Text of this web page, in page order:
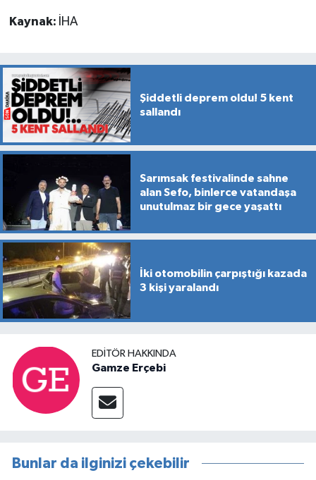
Kaynak: İHA
Şiddetli deprem oldu! 5 kent
sallandı
Sarımsak festivalinde sahne
alan Sefo, binlerce vatandaşa
unutulmaz bir gece yaşattı
İki otomobilin çarpıştığı kazada
3 kişi yaralandı
EDITÖR HAKKINDA
Gamze Erçebi
Bunlar da ilginizi çekebilir